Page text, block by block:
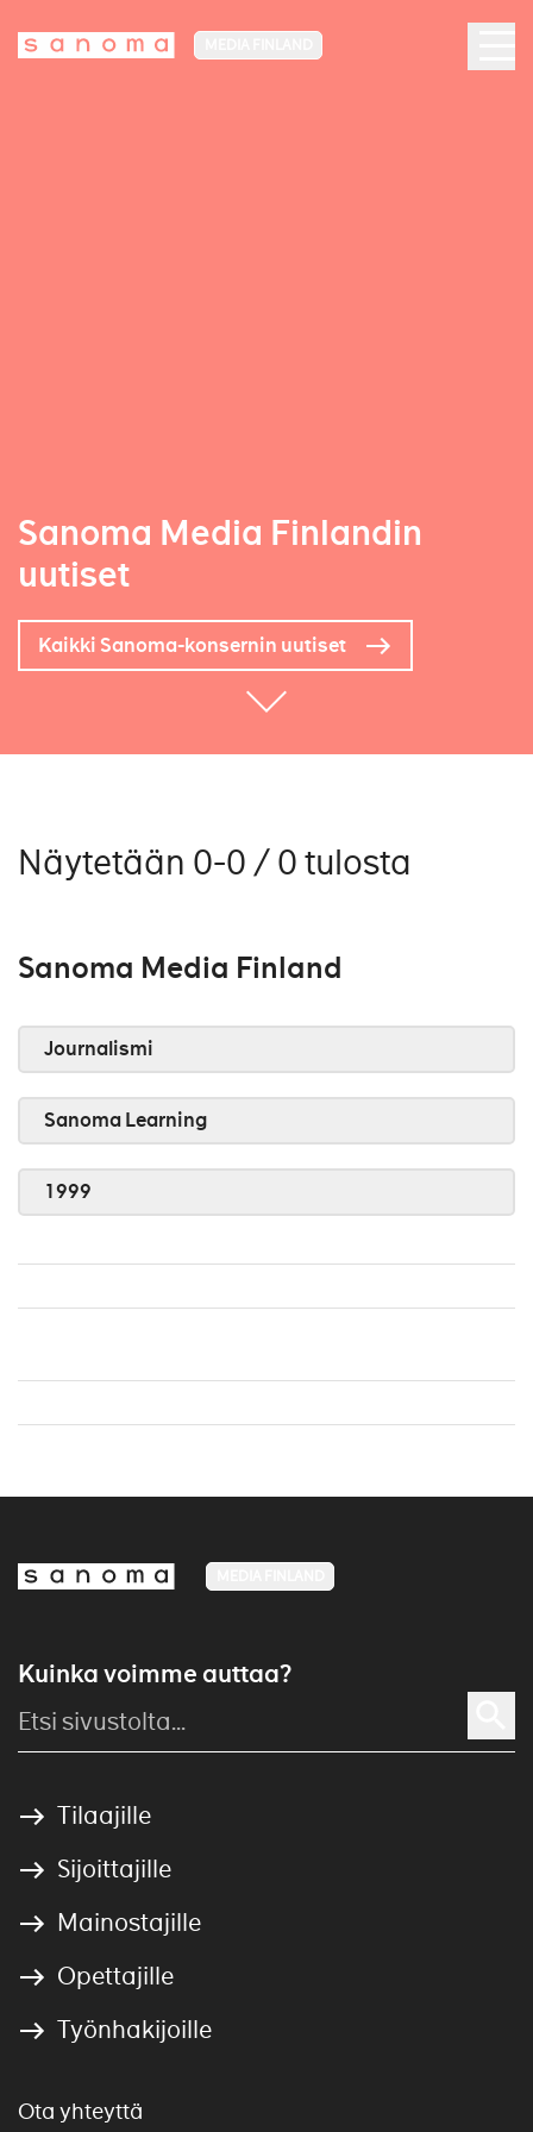
Sanoma Media Finlandin
uutiset
Kaikki Sanoma-konsernin uutiset
Näytetään 0-0 / 0 tulosta
Sanoma Media Finland
Journalismi
Sanoma Learning
1999
Kuinka voimme auttaa?
Tilaajille
Sijoittajille
Mainostajille
Opettajille
Työnhakijoille
Ota yhteyttä